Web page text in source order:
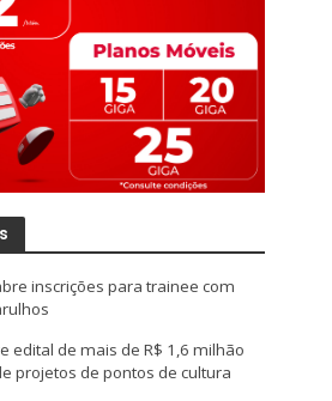
inscrições para trainee com
edital de mais de R$ 1,6 milhão
projetos de pontos de cultura